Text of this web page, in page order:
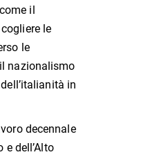
il
le
le
nazionalismo
in
decennale
dell’Alto